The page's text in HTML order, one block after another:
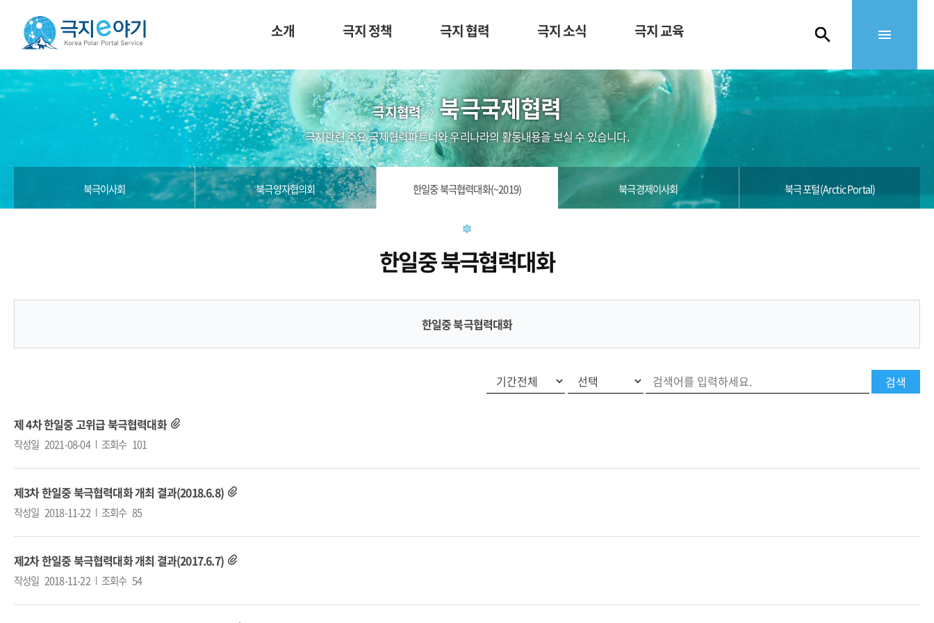
소개 극지 정책 극지 협력 극지 소식 극지 교육
극지협력 북극국제협력
극지관련 주요 국제협력파트너와 우리나라의 활동내용을 보실 수 있습니다.
북극이사회 북극양자협의회 한일중 북극협력대화(~2019) 북극경제이사회 북극 포털(Arctic Portal)
한일중 북극협력대화
한일중 북극협력대화
제 4차 한일중 고위급 북극협력대화
작성일 2021-08-04 조회수 101
제3차 한일중 북극협력대화 개최 결과(2018.6.8)
작성일 2018-11-22 조회수 85
제2차 한일중 북극협력대화 개최 결과(2017.6.7)
작성일 2018-11-22 조회수 54